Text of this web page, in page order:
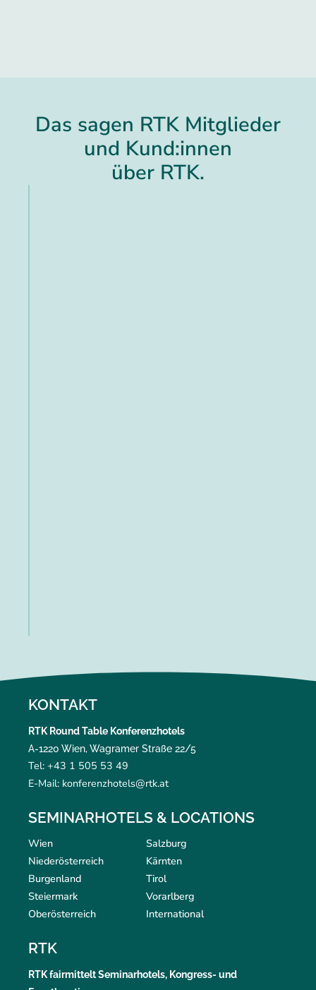
Das sagen RTK Mitglieder
und Kund:innen
über RTK.
KONTAKT
RTK Round Table Konferenzhotels
A-1220 Wien, Wagramer Straße 22/5
Tel: +43 1 505 53 49
E-Mail: konferenzhotels@rtk.at
SEMINARHOTELS & LOCATIONS
Wien
Niederösterreich
Burgenland
Steiermark
Oberösterreich
Salzburg
Kärnten
Tirol
Vorarlberg
International
RTK
RTKfairmitteltSeminarhotels, Kongress- und